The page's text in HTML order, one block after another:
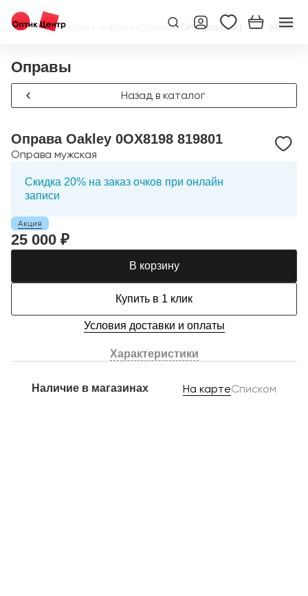
Главная/Интернет-магазин Оправы/Оправа Oakley 0OX8198
Оправы
Назад в каталог
Оправа Oakley 0OX8198 819801
Оправа мужская
Скидка 20% на заказ очков при онлайн
записи
Акция
25 000 ₽
В корзину
Купить в 1 клик
Условия доставки и оплаты
Характеристики
Наличие в магазинах На картеСписком